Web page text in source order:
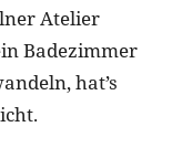
Atelier
Badezimmer
hat’s